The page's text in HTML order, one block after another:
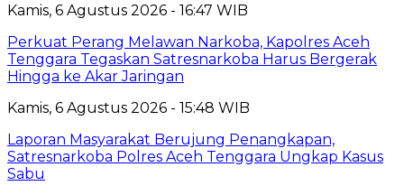
Kamis, 6 Agustus 2026 - 16:47 WIB
Perkuat Perang Melawan Narkoba, Kapolres Aceh
Tenggara Tegaskan Satresnarkoba Harus Bergerak
Hingga ke Akar Jaringan
Kamis, 6 Agustus 2026 - 15:48 WIB
Laporan Masyarakat Berujung Penangkapan,
Satresnarkoba Polres Aceh Tenggara Ungkap Kasus
Sabu